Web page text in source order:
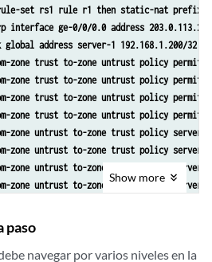
set rs1 rule r1 then static-nat prefix
interface ge-0/0/0.0 address
address server-1 192.168.1.200/32
zone trust to-zone untrust policy permit-
zone trust to-zone untrust policy permit-
zone trust to-zone untrust policy permit-
zone trust to-zone untrust policy
untrust to-zone trust policy server-
zone untrust to-zone trust policy server-
zone untrust to-zone trust policy server-
zone untrust to-zone trust policy server-
Show more
paso
navegar por varios niveles en la